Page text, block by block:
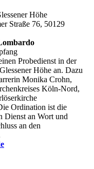
Höhe
Straße 76, 50129
Probedienst in der
Höhe an. Dazu
Monika Crohn,
Köln-Nord,
Ordination ist die
Dienst an Wort und
an den